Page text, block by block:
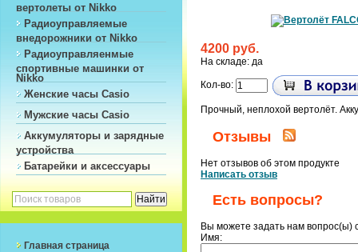
вертолеты от Nikko
Радиоуправляемые
внедорожники от Nikko
Радиоуправляенмые
спортивные машинки от
Nikko
Женские часы Casio
Мужские часы Casio
Аккумуляторы и зарядные
устройства
Батарейки и аксессуары
Главная страница
4200 руб.
На складе: да
Кол-во:
Прочный, неплохой вертолёт.
Отзывы
Нет отзывов об этом продукте
Написать отзыв
Есть вопросы?
Вы можете задать нам
Имя: